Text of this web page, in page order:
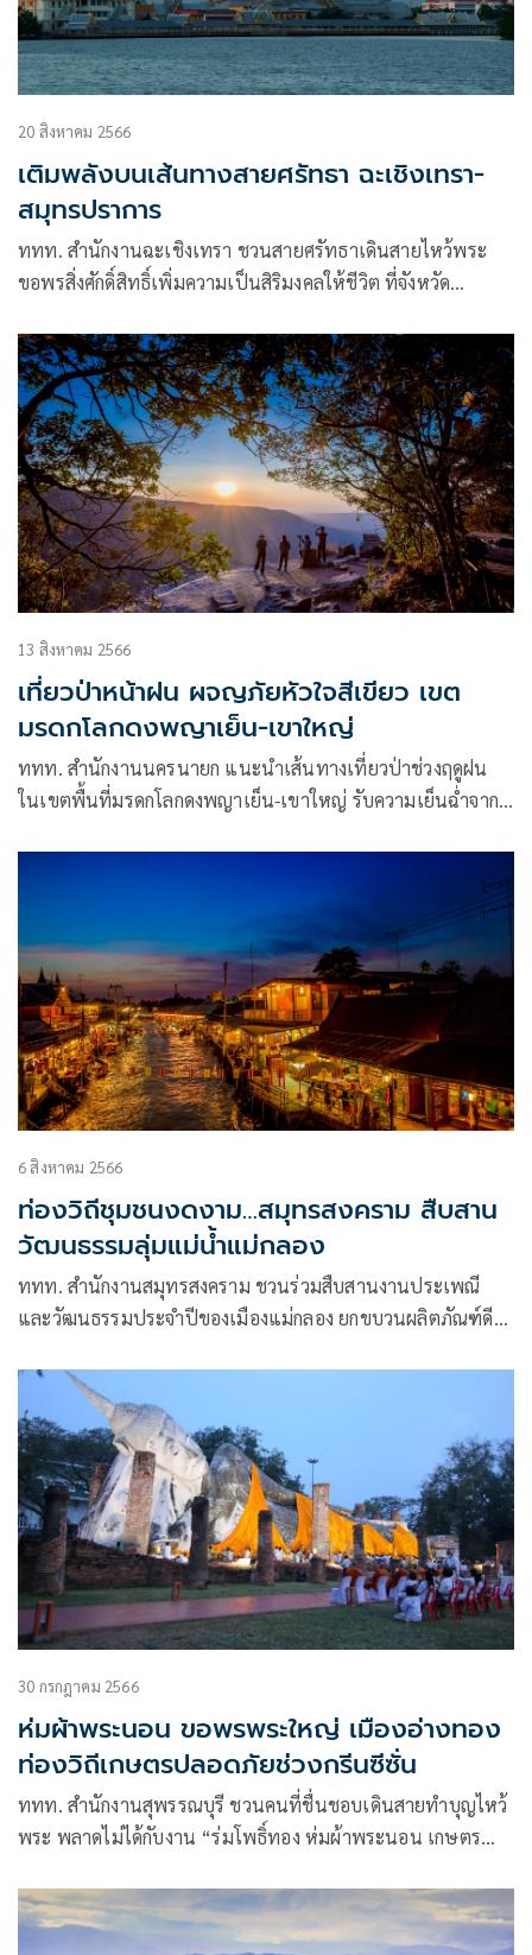
20 สิงหาคม 2566
เติมพลังบนเส้นทางสายศรัทธา ฉะเชิงเทรา-
สมุทรปราการ
ททท. สำนักงานฉะเชิงเทรา ชวนสายศรัทธาเดินสายไหว้พระ
ขอพรสิ่งศักดิ์สิทธิ์เพิ่มความเป็นสิริมงคลให้ชีวิต ที่จังหวัด
13 สิงหาคม 2566
เที่ยวป่าหน้าฝน ผจญภัยหัวใจสีเขียว เขต
มรดกโลกดงพญาเย็น-เขาใหญ่
ททท. สำนักงานนครนายก แนะนำเส้นทางเที่ยวป่าช่วงฤดูฝน
ในเขตพื้นที่มรดกโลกดงพญาเย็น-เขาใหญ่ รับความเย็นฉ่ำจาก
6 สิงหาคม 2566
ท่องวิถีชุมชนงดงาม…สมุทรสงคราม สืบสาน
วัฒนธรรมลุ่มแม่น้ำแม่กลอง
ททท. สำนักงานสมุทรสงคราม ชวนร่วมสืบสานงานประเพณี
และวัฒนธรรมประจำปีของเมืองแม่กลอง ยกขบวนผลิตภัณฑ์ดี
30 กรกฎาคม 2566
ห่มผ้าพระนอน ขอพรพระใหญ่ เมืองอ่างทอง
ท่องวิถีเกษตรปลอดภัยช่วงกรีนซีซั่น
ททท. สำนักงานสุพรรณบุรี ชวนคนที่ชื่นชอบเดินสายทำบุญไหว้
พระ พลาดไม่ได้กับงาน “ร่มโพธิ์ทอง ห่มผ้าพระนอน เกษตร